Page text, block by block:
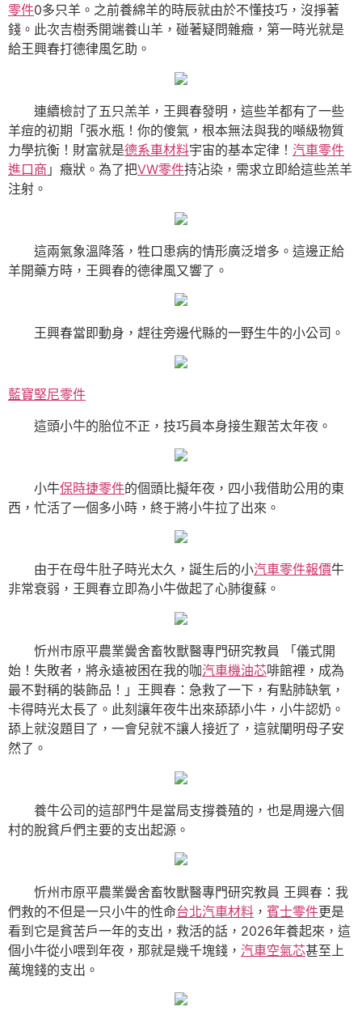
零件0多只羊。之前養綿羊的時辰就由於不懂技巧，沒掙著
錢。此次吉樹秀開端養山羊，碰著疑問雜癥，第一時光就是
給王興春打德律風乞助。
連續檢討了五只羔羊，王興春發明，這些羊都有了一些
羊痘的初期「張水瓶！你的傻氣，根本無法與我的噸級物質
力學抗衡！財富就是德系車材料宇宙的基本定律！ 汽車零件
進口商 」癥狀。為了把VW零件持沾染，需求立即給這些羔羊
注射。
這兩氣象溫降落，牲口患病的情形廣泛增多。這邊正給
羊開藥方時，王興春的德律風又響了。
王興春當即動身，趕往旁邊代縣的一野生牛的小公司。
藍寶堅尼零件
這頭小牛的胎位不正，技巧員本身接生艱苦太年夜。
小牛保時捷零件的個頭比擬年夜，四小我借助公用的東
西，忙活了一個多小時，終于將小牛拉了出來。
由于在母牛肚子時光太久，誕生后的小汽車零件報價牛
非常衰弱，王興春立即為小牛做起了心肺復蘇。
忻州市原平農業黌舍畜牧獸醫專門研究教員 「儀式開
始！失敗者，將永遠被困在我的咖汽車機油芯啡館裡，成為
最不對稱的裝飾品！」王興春：急救了一下，有點肺缺氧，
卡得時光太長了。此刻讓年夜牛出來舔舔小牛，小牛認奶。
舔上就沒題目了，一會兒就不讓人接近了，這就闡明母子安
然了。
養牛公司的這部門牛是當局支撐養殖的，也是周邊六個
村的脫貧戶們主要的支出起源。
忻州市原平農業黌舍畜牧獸醫專門研究教員 王興春：我
們救的不但是一只小牛的性命台北汽車材料 ， 賓士零件更是
看到它是貧苦戶一年的支出，救活的話，2026年養起來，這
個小牛從小喂到年夜，那就是幾千塊錢， 汽車空氣芯甚至上
萬塊錢的支出。